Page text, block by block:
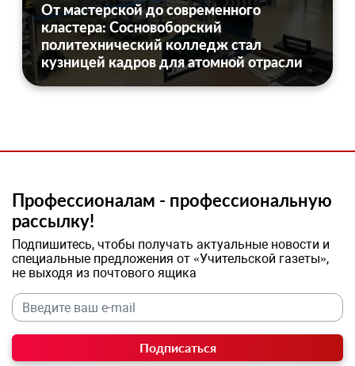
От мастерской до современного
кластера: Сосновоборский
политехнический колледж стал
кузницей кадров для атомной отрасли
Профессионалам - профессиональную
рассылку!
Подпишитесь, чтобы получать актуальные новости и
специальные предложения от «Учительской газеты»,
не выходя из почтового ящика
Подписаться